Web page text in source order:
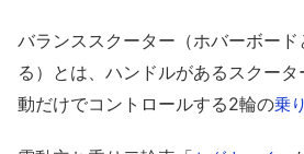
バランススクーター（ホバーボー
る）とは、ハンドルがあるスクー
動だけでコントロールする2輪の乗